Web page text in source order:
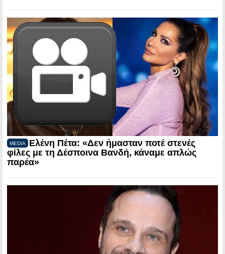
MEDIA
Ελένη Πέτα: «Δεν ήμασταν ποτέ στενές
φίλες με τη Δέσποινα Βανδή, κάναμε απλώς
παρέα»